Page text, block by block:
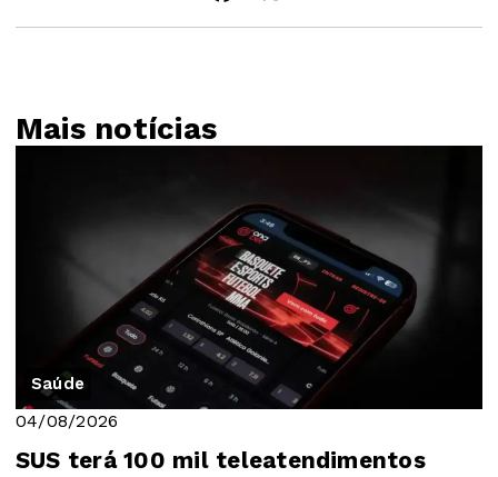
Mais notícias
Saúde
04/08/2026
SUS terá 100 mil teleatendimentos